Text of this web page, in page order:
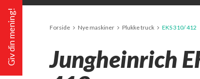
Forside Nye maskiner Plukke truck EKS 310/ 412
Jungheinrich
Giv din mening!